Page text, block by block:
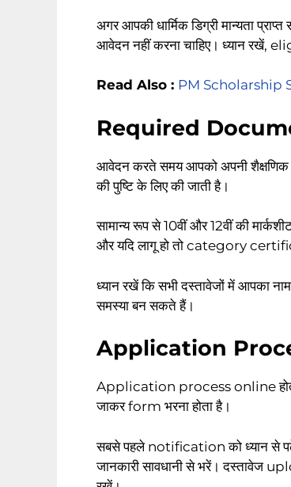
अगर आपकी धार्मिक डिग्री मान्यता
आवेदन नहीं करना चाहिए। ध्यान रखें,
Read Also : PM Scholarship
Required
आवेदन करते समय आपको अपनी शैक्षणिक
की पुष्टि के लिए की जाती है।
सामान्य रूप से 10वीं और 12वीं की
और यदि लागू हो तो category
ध्यान रखें कि सभी दस्तावेजों में आपका
समस्या बन सकते हैं।
Application
Application process online
जाकर form भरना होता है।
सबसे पहले notification को ध्यान से
जानकारी सावधानी से भरें।